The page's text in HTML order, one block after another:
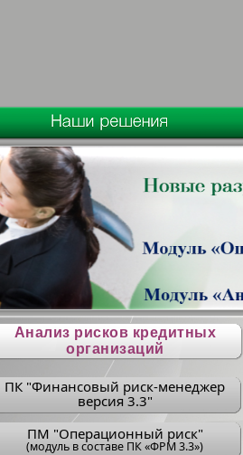
Анализ рисков кредитных
организаций
ПК "Финансовый риск-менеджер
версия 3.3"
ПM "Операционный риск"
(модуль в составе ПК «ФРМ 3.3»)